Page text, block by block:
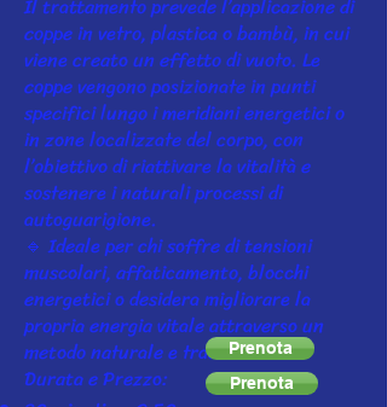
coppe in vetro, plastica o bambù, in cui
viene creato un effetto di vuoto. Le
coppe vengono posizionate in punti
specifici lungo i meridiani energetici o
in zone localizzate del corpo, con
l’obiettivo di riattivare la vitalità e
sostenere i naturali processi di
autoguarigione.
🔹 Ideale per chi soffre di tensioni
muscolari, affaticamento, blocchi
energetici o desidera migliorare la
propria energia vitale attraverso un
metodo naturale e tradizionale.
Durata e Prezzo:
Prenota
Prenota